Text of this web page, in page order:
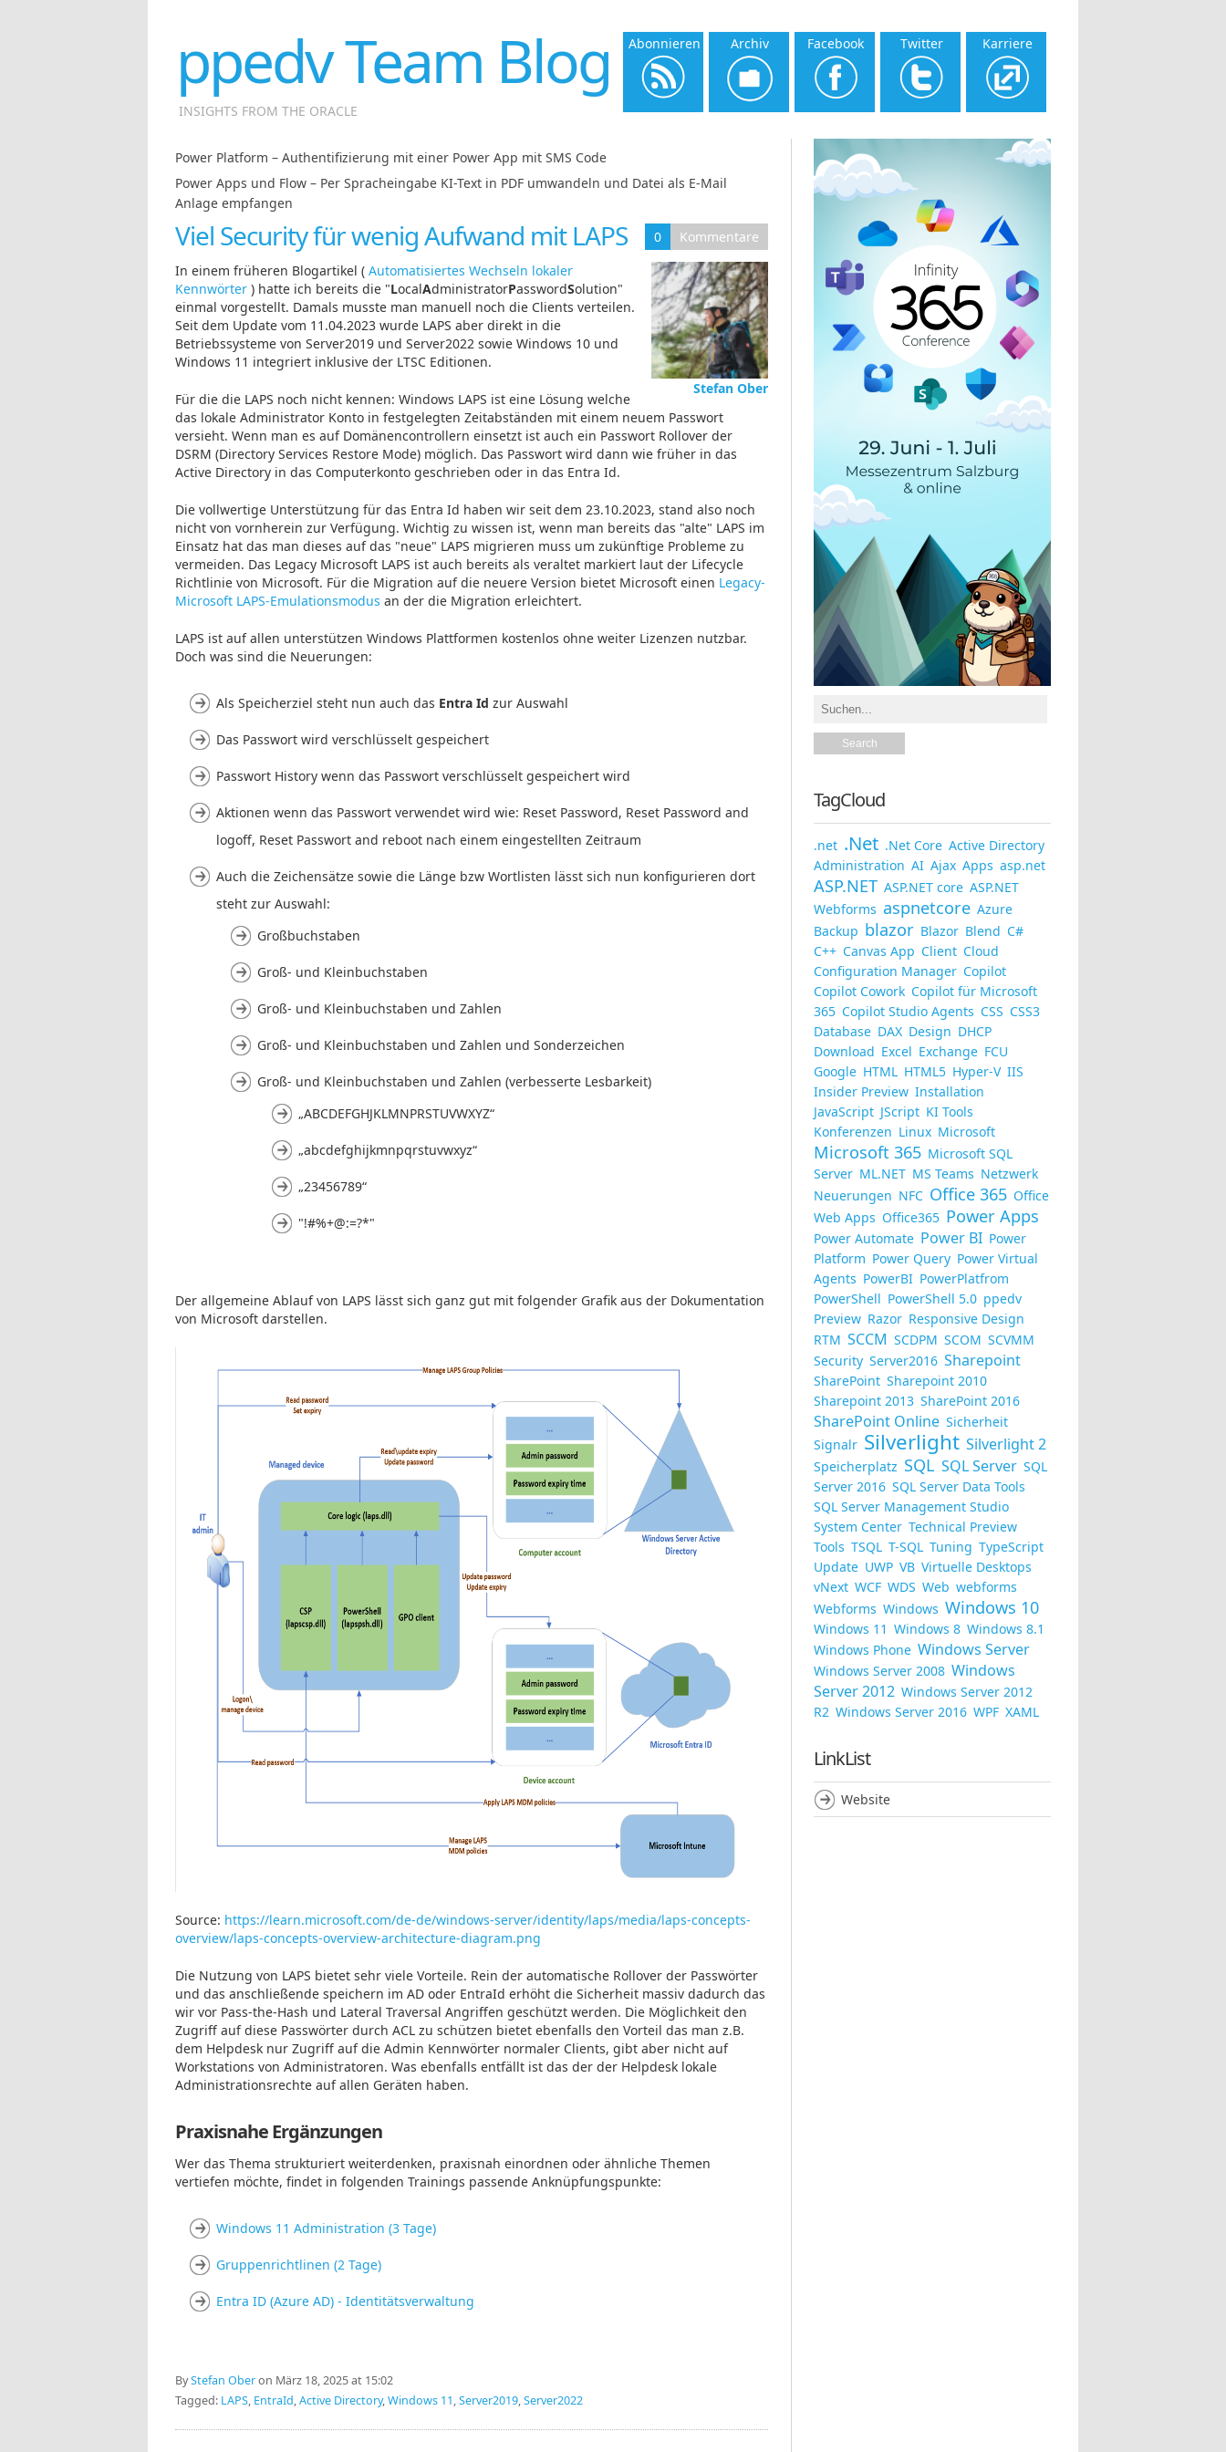
ppedv Team Blog
INSIGHTS FROM THE ORACLE
Abonnieren Archiv Facebook Twitter Karriere
Power Platform – Authentifizierung mit einer Power App mit SMS Code
Power Apps und Flow – Per Spracheingabe KI-Text in PDF umwandeln und Datei als E-Mail
Anlage empfangen
Viel Security für wenig Aufwand mit LAPS 0 Kommentare
Stefan Ober
In einem früheren Blogartikel ( Automatisiertes Wechseln lokaler
Kennwörter ) hatte ich bereits die "LocalAdministratorPasswordSolution"
einmal vorgestellt. Damals musste man manuell noch die Clients verteilen.
Seit dem Update vom 11.04.2023 wurde LAPS aber direkt in die
Betriebssysteme von Server2019 und Server2022 sowie Windows 10 und
Windows 11 integriert inklusive der LTSC Editionen.
Für die die LAPS noch nicht kennen: Windows LAPS ist eine Lösung welche
das lokale Administrator Konto in festgelegten Zeitabständen mit einem neuem Passwort
versieht. Wenn man es auf Domänencontrollern einsetzt ist auch ein Passwort Rollover der
DSRM (Directory Services Restore Mode) möglich. Das Passwort wird dann wie früher in das
Active Directory in das Computerkonto geschrieben oder in das Entra Id.
Die vollwertige Unterstützung für das Entra Id haben wir seit dem 23.10.2023, stand also noch
nicht von vornherein zur Verfügung. Wichtig zu wissen ist, wenn man bereits das "alte" LAPS im
Einsatz hat das man dieses auf das "neue" LAPS migrieren muss um zukünftige Probleme zu
vermeiden. Das Legacy Microsoft LAPS ist auch bereits als veraltet markiert laut der Lifecycle
Richtlinie von Microsoft. Für die Migration auf die neuere Version bietet Microsoft einen Legacy-
Microsoft LAPS-Emulationsmodus an der die Migration erleichtert.
LAPS ist auf allen unterstützen Windows Plattformen kostenlos ohne weiter Lizenzen nutzbar.
Doch was sind die Neuerungen:
Als Speicherziel steht nun auch das Entra Id zur Auswahl
Das Passwort wird verschlüsselt gespeichert
Passwort History wenn das Passwort verschlüsselt gespeichert wird
Aktionen wenn das Passwort verwendet wird wie: Reset Password, Reset Password and
logoff, Reset Passwort and reboot nach einem eingestellten Zeitraum
Auch die Zeichensätze sowie die Länge bzw Wortlisten lässt sich nun konfigurieren dort
steht zur Auswahl:
Großbuchstaben
Groß- und Kleinbuchstaben
Groß- und Kleinbuchstaben und Zahlen
Groß- und Kleinbuchstaben und Zahlen und Sonderzeichen
Groß- und Kleinbuchstaben und Zahlen (verbesserte Lesbarkeit)
„ABCDEFGHJKLMNPRSTUVWXYZ“
„abcdefghijkmnpqrstuvwxyz“
„23456789“
"!#%+@:=?*"
Der allgemeine Ablauf von LAPS lässt sich ganz gut mit folgender Grafik aus der Dokumentation
von Microsoft darstellen.
Source: https://learn.microsoft.com/de-de/windows-server/identity/laps/media/laps-concepts-
overview/laps-concepts-overview-architecture-diagram.png
Die Nutzung von LAPS bietet sehr viele Vorteile. Rein der automatische Rollover der Passwörter
und das anschließende speichern im AD oder EntraId erhöht die Sicherheit massiv dadurch das
wir vor Pass-the-Hash und Lateral Traversal Angriffen geschützt werden. Die Möglichkeit den
Zugriff auf diese Passwörter durch ACL zu schützen bietet ebenfalls den Vorteil das man z.B.
dem Helpdesk nur Zugriff auf die Admin Kennwörter normaler Clients, gibt aber nicht auf
Workstations von Administratoren. Was ebenfalls entfällt ist das der der Helpdesk lokale
Administrationsrechte auf allen Geräten haben.
Praxisnahe Ergänzungen
Wer das Thema strukturiert weiterdenken, praxisnah einordnen oder ähnliche Themen
vertiefen möchte, findet in folgenden Trainings passende Anknüpfungspunkte:
Windows 11 Administration (3 Tage)
Gruppenrichtlinen (2 Tage)
Entra ID (Azure AD) - Identitätsverwaltung
ByStefan Oberon März 18, 2025 at 15:02
Tagged: LAPS, EntraId,Active Directory,Windows 11,Server2019,Server2022
TagCloud
.net .Net .Net Core Active Directory
Administration AI Ajax Apps asp.net
ASP.NET ASP.NET core ASP.NET
Webforms aspnetcore Azure
Backup blazor Blazor Blend C#
C++ Canvas App Client Cloud
Configuration Manager Copilot
Copilot Cowork Copilot für Microsoft
365 Copilot Studio Agents CSS CSS3
Database DAX Design DHCP
Download Excel Exchange FCU
Google HTML HTML5 Hyper-V IIS
Insider Preview Installation
JavaScript JScript KI Tools
Konferenzen Linux Microsoft
Microsoft 365 Microsoft SQL
Server ML.NET MS Teams Netzwerk
Neuerungen NFC Office 365 Office
Web Apps Office365 Power Apps
Power Automate Power BI Power
Platform Power Query Power Virtual
Agents PowerBI PowerPlatfrom
PowerShell PowerShell 5.0 ppedv
Preview Razor Responsive Design
RTM SCCM SCDPM SCOM SCVMM
Security Server2016 Sharepoint
SharePoint Sharepoint 2010
Sharepoint 2013 SharePoint 2016
SharePoint Online Sicherheit
Signalr Silverlight Silverlight 2
Speicherplatz SQL SQL Server SQL
Server 2016 SQL Server Data Tools
SQL Server Management Studio
System Center Technical Preview
Tools TSQL T-SQL Tuning TypeScript
Update UWP VB Virtuelle Desktops
vNext WCF WDS Web webforms
Webforms Windows Windows 10
Windows 11 Windows 8 Windows 8.1
Windows Phone Windows Server
Windows Server 2008 Windows
Server 2012 Windows Server 2012
R2 Windows Server 2016 WPF XAML
LinkList
Website